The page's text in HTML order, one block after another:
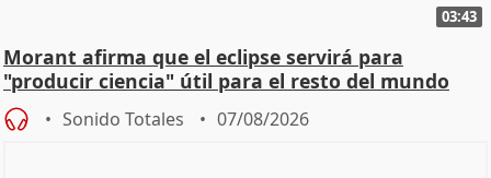
03:43
Morant afirma que el eclipse servirá para
"producir ciencia" útil para el resto del mundo
Sonido Totales 07/08/2026